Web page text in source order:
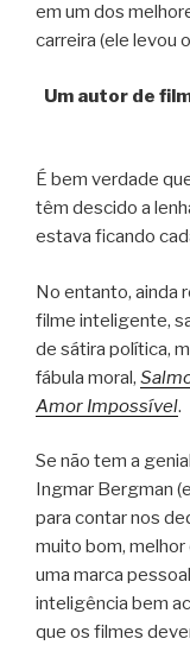
em um dos
carreira (ele levou
Um autor de
É bem verdade
têm descido a
estava ficando
No entanto, ainda
filme inteligente,
de sátira política,
fábula moral,
Amor Impossível.
Se não tem a
Ingmar Bergman
para contar nos
muito bom, melhor
uma marca
inteligência bem
que os filmes